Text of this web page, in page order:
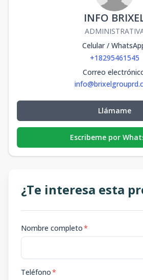
INFO
Celular /
+18295461545
Correo
Llámame
Escribeme por
¿Te interesa esta
Nombre completo*
Teléfono*